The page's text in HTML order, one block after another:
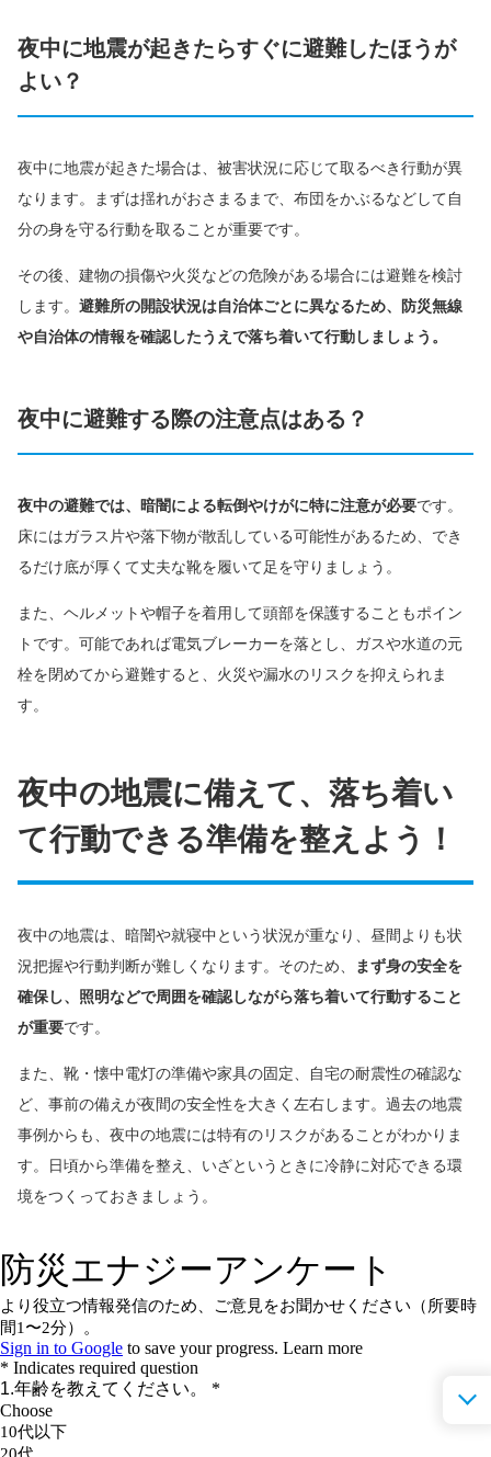
夜中に地震が起きたらすぐに避難したほうが
よい？
夜中に地震が起きた場合は、被害状況に応じて取るべき行動が異
なります。まずは揺れがおさまるまで、布団をかぶるなどして自
分の身を守る行動を取ることが重要です。
その後、建物の損傷や火災などの危険がある場合には避難を検討
します。 避難所の開設状況は自治体ごとに異なるため、防災無線
や自治体の情報を確認したうえで落ち着いて行動しましょう。
夜中に避難する際の注意点はある？
夜中の避難では、暗闇による転倒やけがに特に注意が必要です。
床にはガラス片や落下物が散乱している可能性があるため、でき
るだけ底が厚くて丈夫な靴を履いて足を守りましょう。
また、ヘルメットや帽子を着用して頭部を保護することもポイン
トです。可能であれば電気ブレーカーを落とし、ガスや水道の元
栓を閉めてから避難すると、火災や漏水のリスクを抑えられま
す。
夜中の地震に備えて、落ち着い
て行動できる準備を整えよう！
夜中の地震は、暗闇や就寝中という状況が重なり、昼間よりも状
況把握や行動判断が難しくなります。そのため、
まず身の安全を
確保し、照明などで周囲を確認しながら落ち着いて行動すること
が重要です。
また、靴・懐中電灯の準備や家具の固定、自宅の耐震性の確認な
ど、事前の備えが夜間の安全性を大きく左右します。過去の地震
事例からも、夜中の地震には特有のリスクがあることがわかりま
す。日頃から準備を整え、いざというときに冷静に対応できる環
境をつくっておきましょう。